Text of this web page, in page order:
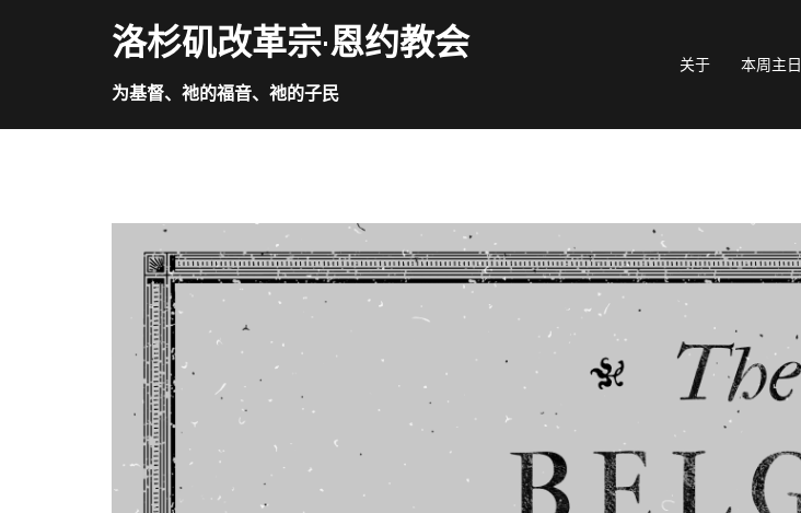
洛杉矶改革宗·恩约教会
为基督、祂的福音、祂的子民
关于 本周主日